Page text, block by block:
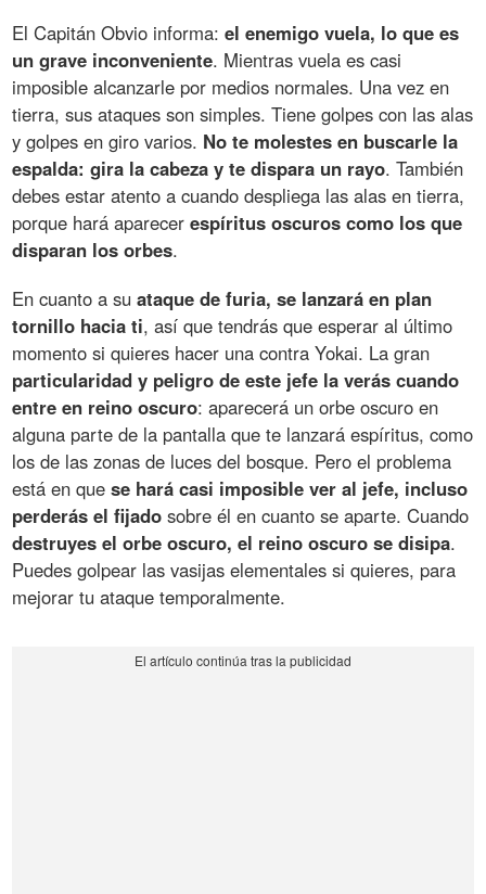
El Capitán Obvio informa:el enemigo vuela, lo que es
un grave inconveniente. Mientras vuela es casi
imposible alcanzarle por medios normales. Una vez en
tierra, sus ataques son simples. Tiene golpes con las alas
y golpes en giro varios. No te molestes en buscarle la
espalda: gira la cabeza y te dispara un rayo. También
debes estar atento a cuando despliega las alas en tierra,
porque hará aparecerespíritus oscuros como los que
disparan los orbes.
En cuanto a suataque de furia, se lanzará en plan
tornillo hacia ti, así que tendrás que esperar al último
momento si quieres hacer una contra Yokai. La gran
particularidad y peligro de este jefe la verás cuando
entre en reino oscuro: aparecerá un orbe oscuro en
alguna parte de la pantalla que te lanzará espíritus, como
los de las zonas de luces del bosque. Pero el problema
está en quese hará casi imposible ver al jefe, incluso
perderás el fijado sobre él en cuanto se aparte. Cuando
destruyes el orbe oscuro, el reino oscuro se disipa.
Puedes golpear las vasijas elementales si quieres, para
mejorar tu ataque temporalmente.